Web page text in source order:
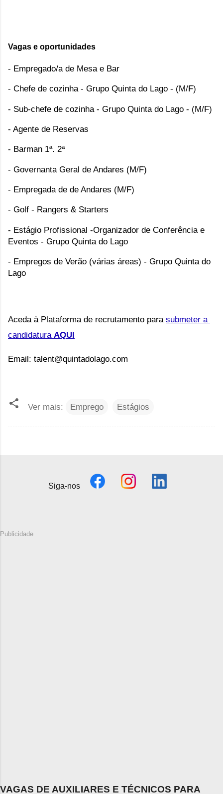
Vagas e oportunidades
- Empregado/a de Mesa e Bar
- Chefe de cozinha - Grupo Quinta do Lago - (M/F)
- Sub-chefe de cozinha - Grupo Quinta do Lago - (M/F)
- Agente de Reservas
- Barman 1ª. 2ª
- Governanta Geral de Andares (M/F)
- Empregada de de Andares (M/F)
- Golf - Rangers & Starters
- Estágio Profissional -Organizador de Conferência e
Eventos - Grupo Quinta do Lago
- Empregos de Verão (várias áreas) - Grupo Quinta do
Lago
Aceda à Plataforma de recrutamento para submeter a
candidatura AQUI
Email: talent@quintadolago.com
Ver mais: Emprego Estágios
Siga-nos
Publicidade
VAGAS DE AUXILIARES E TÉCNICOS PARA